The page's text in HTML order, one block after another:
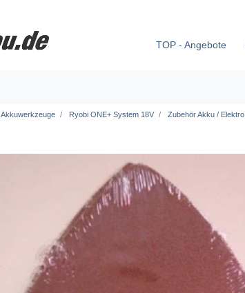
TOP - Angebote
Akkuwerkzeuge Ryobi ONE+ System 18V Zubehör Akku / Elektro